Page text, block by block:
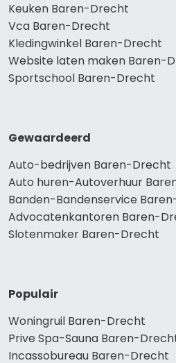
Keuken Baren-Drecht
Vca Baren-Drecht
Kledingwinkel Baren-Drecht
Website laten maken Baren-
Sportschool Baren-Drecht
Gewaardeerd
Auto-bedrijven Baren-Drecht
Auto huren-Autoverhuur
Banden-Bandenservice
Advocatenkantoren Baren-
Slotenmaker Baren-Drecht
Populair
Woningruil Baren-Drecht
Prive Spa-Sauna Baren-
Incassobureau Baren-Drecht